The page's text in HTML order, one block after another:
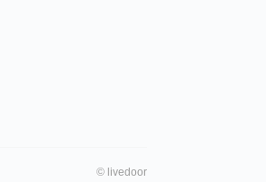
© livedoor